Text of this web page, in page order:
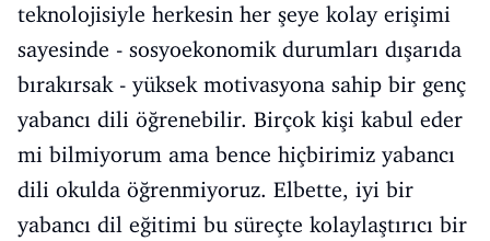
teknolojisiyle herkesin her şeye kolay erişimi
sayesinde - sosyoekonomik durumları dışarıda
bırakırsak - yüksek motivasyona sahip bir genç
yabancı dili öğrenebilir. Birçok kişi kabul eder
mi bilmiyorum ama bence hiçbirimiz yabancı
dili okulda öğrenmiyoruz. Elbette, iyi bir
yabancı dil eğitimi bu süreçte kolaylaştırıcı bir